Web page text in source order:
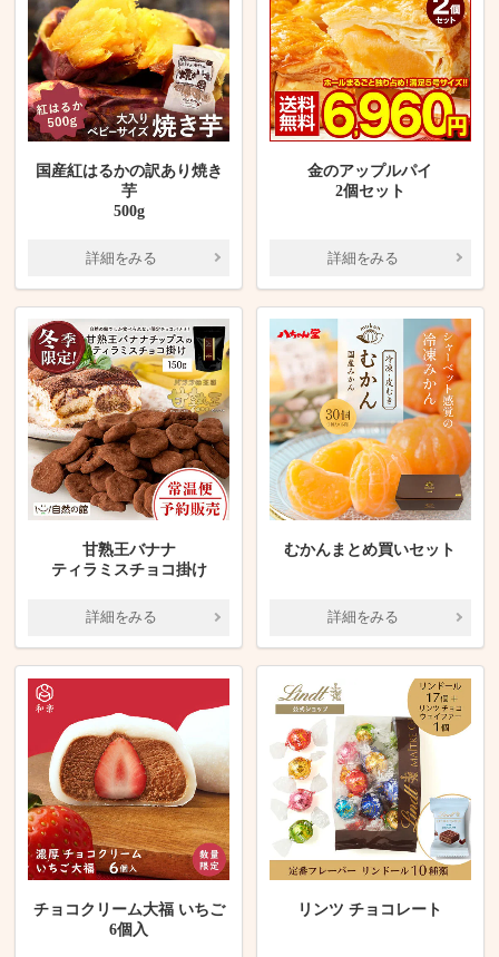
国産紅はるかの訳あり焼き
芋
500g
詳細をみる
金のアップルパイ
2個セット
詳細をみる
甘熟王バナナ
ティラミスチョコ掛け
詳細をみる
むかんまとめ買いセット
詳細をみる
チョコクリーム大福 いちご
6個入
リンツ チョコレート